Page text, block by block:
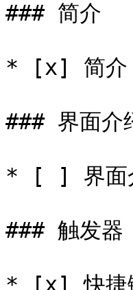
### 简介
* [x] 简介
### 界面介
* [ ] 界面
### 触发器
* [x] 快捷